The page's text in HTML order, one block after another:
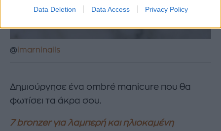
Data Deletion Data Access Privacy Policy
@imarninails
Δημιούργησε ένα ombré manicure που θα
φωτίσει τα άκρα σου.
7 bronzer για λαμπερή και ηλιοκαμένη